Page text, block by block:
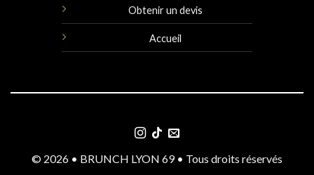
Obtenir un devis
Accueil
© 2026 • BRUNCH LYON 69 • Tous droits réservés